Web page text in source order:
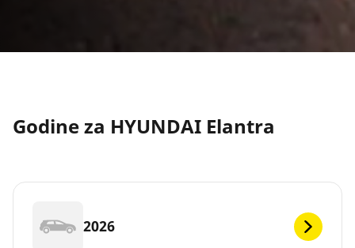
Godine za HYUNDAI Elantra
2026